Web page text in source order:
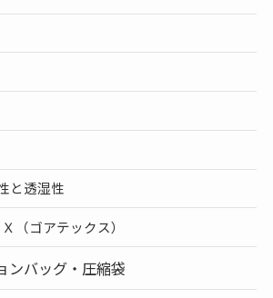
と透湿性
（ゴアテックス）
ンバッグ・圧縮袋